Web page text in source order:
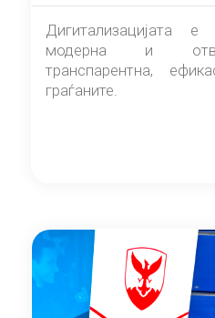
Дигитализацијата
модерна и
транспарентна,
граѓаните.